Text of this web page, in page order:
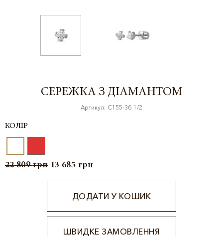
СЕРЕЖКА З ДІАМАНТОМ
Артикул: С155-3б 1/2
КОЛІР
22 809грн 13 685 грн
ДОДАТИ У КОШИК
ШВИДКЕ ЗАМОВЛЕННЯ